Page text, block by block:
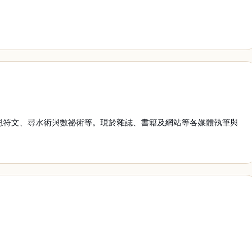
文、尋水術與數祕術等。現於雜誌、書籍及網站等各媒體執筆與